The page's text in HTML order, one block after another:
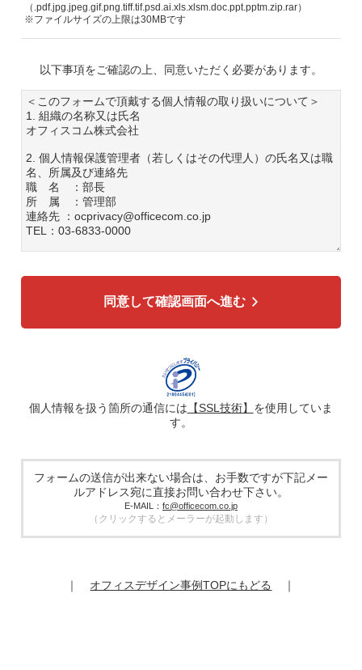
（.pdf.jpg.jpeg.gif.png.tiff.tif.psd.ai.xls.xlsm.doc.ppt.pptm.zip.rar）
※ファイルサイズの上限は30MBです
以下事項をご確認の上、同意いただく必要があります。
＜このフォームで頂戴する個人情報の取り扱いについて＞
1. 組織の名称又は氏名
オフィスコム株式会社
2. 個人情報保護管理者（若しくはその代理人）の氏名又は職
名、所属及び連絡先
職 名 ：部長
所 属 ：管理部
連絡先 ：ocprivacy@officecom.co.jp
TEL：03-6833-0000
各種お問い合わせ対応のため
広告配信の効率化、マーケティング活動などのために、氏
を、ハッシュ化などの適切なセキュリティ対策を施した上
で、広告配信サービス提供事業者に提供する場合がありま
す。提供した個人情報は、広告配信サービス提供事業者のプ
ライバシーポリシーに基づき取り扱われます。
5. 個人情報の取り扱い業務の委託
場合があります。その際、弊社は、個人情報を適切に保護で
きる管理体制を敷き実行していることを条件として委託先を
厳選したうえで、機密保持契約を委託先と締結し、お客様の
個人情報を厳密に管理させます。
提供記録の開示を請求することができます。
同意して確認画面へ進む
個人情報を扱う箇所の通信には 【SSL技術】 を使用していま
す。
フォームの送信が出来ない場合は、お手数ですが下記メー
ルアドレス宛に直接お問い合わせ下さい。
E-MAIL： fc@officecom.co.jp
（クリックするとメーラーが起動します）
｜ オフィスデザイン事例TOPにもどる ｜